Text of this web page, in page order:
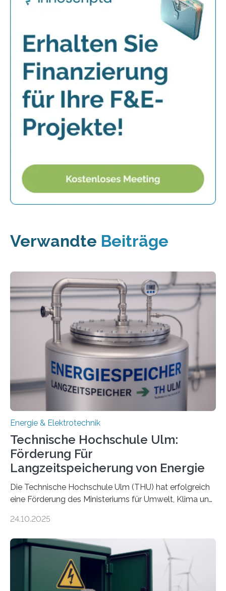
Verwandte Beiträge
Energie & Elektrotechnik
Technische Hochschule Ulm:
Förderung Für
Langzeitspeicherung von Energie
Die Technische Hochschule Ulm (THU) hat erfolgreich
eine Förderung des Ministeriums für Umwelt, Klima und
Forschungsprojekt „LAGER – Langzeitspeicherung in
Quartieren“ eingeworben. Ziel des Projekts ist die
Entwicklung, Erprobung und Demonstration von
Konzepten zur langfristigen Energiespeicherung in
sektorübergreifend vernetzten Energiesystemen. Das
24.10.2025